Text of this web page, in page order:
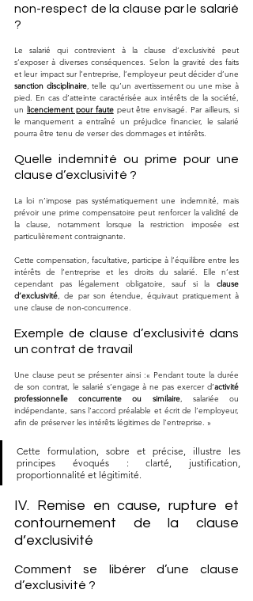
non-respect de la clause par le salarié
?
Le salarié qui contrevient à la clause d’exclusivité peut
s’exposer à diverses conséquences. Selon la gravité des faits
sanction disciplinaire, telle qu’un avertissement ou une mise à
pied. En cas d’atteinte caractérisée aux intérêts de la société,
un licenciement pour faute peut être envisagé. Par ailleurs, si
le manquement a entraîné un préjudice financier, le salarié
pourra être tenu de verser des dommages et intérêts.
Quelle indemnité ou prime pour une
clause d’exclusivité ?
La loi n’impose pas systématiquement une indemnité, mais
prévoir une prime compensatoire peut renforcer la validité de
la clause, notamment lorsque la restriction imposée est
particulièrement contraignante.
Cette compensation, facultative, participe à l’équilibre entre les
intérêts de l’entreprise et les droits du salarié. Elle n’est
cependant pas légalement obligatoire, sauf si la clause
d’exclusivité, de par son étendue, équivaut pratiquement à
une clause de non-concurrence.
Exemple de clause d’exclusivité dans
un contrat de travail
Une clause peut se présenter ainsi :« Pendant toute la durée
de son contrat, le salarié s’engage à ne pas exercer d’activité
professionnelle concurrente ou similaire, salariée ou
indépendante, sans l’accord préalable et écrit de l’employeur,
afin de préserver les intérêts légitimes de l’entreprise. »
Cette formulation, sobre et précise, illustre les
principes évoqués : clarté, justification,
proportionnalité et légitimité.
IV. Remise en cause, rupture et
contournement de la clause
d’exclusivité
Comment se libérer d’une clause
d’exclusivité ?